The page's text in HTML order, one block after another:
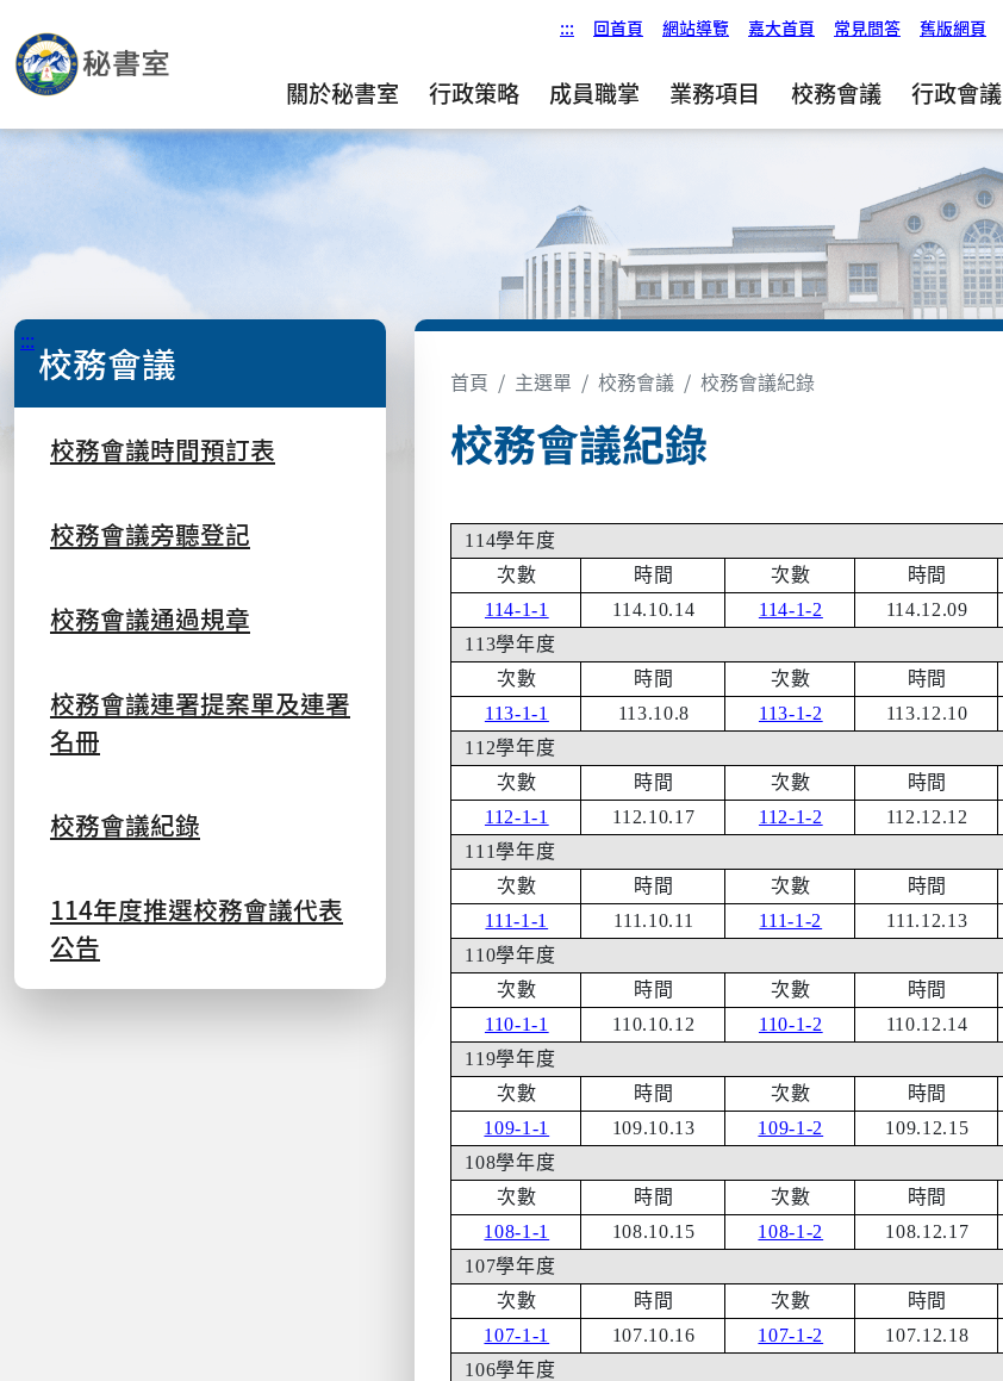
::: 回首頁 網站導覽 嘉大首頁 常見問答 舊版網頁
關於秘書室 行政策略 成員職掌 業務項目 校務會議 行政會議
::: 校務會議
校務會議時間預訂表
校務會議旁聽登記
校務會議通過規章
校務會議連署提案單及連署
名冊
校務會議紀錄
114年度推選校務會議代表
公告
首頁 主選單 校務會議 校務會議紀錄
校務會議紀錄
114學年度
次數
時間 次數 時間
114-1-1
114.10.14 114-1-2 114.12.09
113學年度
次數
時間 次數 時間
113-1-1
113.10.8 113-1-2 113.12.10
112學年度
次數
時間 次數 時間
112-1-1
112.10.17 112-1-2 112.12.12
111學年度
次數
時間 次數 時間
111-1-1
111.10.11 111-1-2 111.12.13
110學年度
次數
時間 次數 時間
110-1-1
110.10.12 110-1-2 110.12.14
119學年度
次數
時間 次數 時間
109-1-1
109.10.13 109-1-2 109.12.15
108學年度
次數
時間 次數 時間
108-1-1
108.10.15 108-1-2 108.12.17
107學年度
次數
時間 次數 時間
107-1-1
107.10.16 107-1-2 107.12.18
106學年度